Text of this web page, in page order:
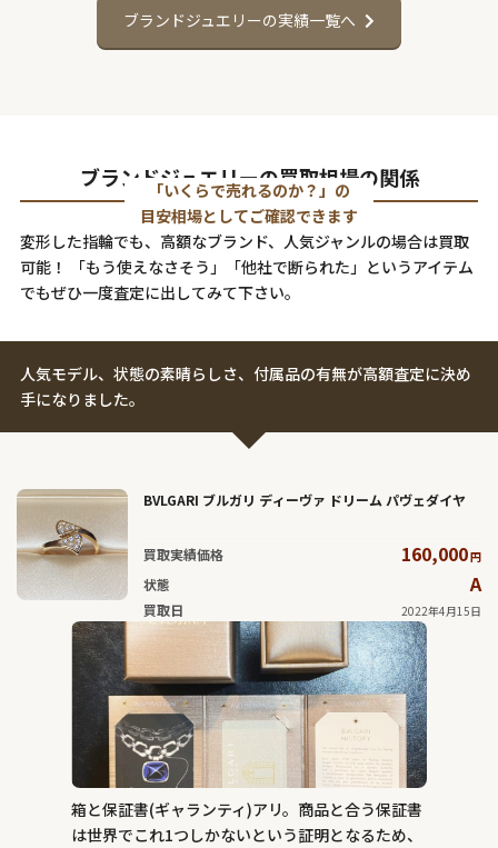
ブランドジュエリーの実績一覧へ
ブランドジュエリーの買取相場の関係
「いくらで売れるのか？」の
目安相場としてご確認できます
変形した指輪でも、高額なブランド、人気ジャンルの場合は買取
可能！
「もう使えなさそう」「他社で断られた」というアイテム
でもぜひ一度査定に出してみて下さい。
人気モデル、状態の素晴らしさ、付属品の有無が高額査定に決め
手になりました。
BVLGARI ブルガリ ディーヴァ ドリーム パヴェダイヤ
買取実績価格 160,000円
状態 A
買取日 2022年4月15日
箱と保証書(ギャランティ)アリ。商品と合う保証書
は世界でこれ1つしかないという証明となるため、